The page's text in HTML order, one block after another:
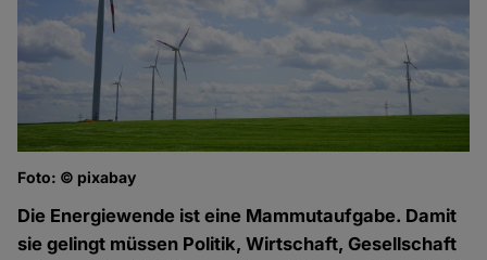
Foto: © pixabay
Die Energiewende ist eine Mammutaufgabe. Damit
sie gelingt müssen Politik, Wirtschaft, Gesellschaft